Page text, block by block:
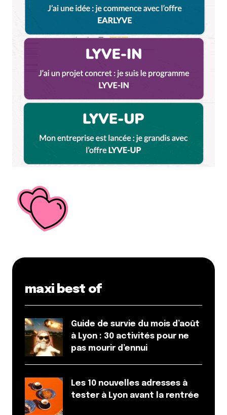
maxi best of
Guide de survie du mois d’août
à Lyon : 30 activités pour ne
pas mourir d’ennui
Les 10 nouvelles adresses à
tester à Lyon avant la rentrée